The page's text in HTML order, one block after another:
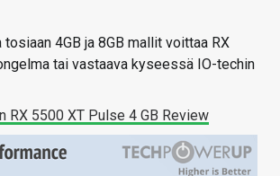
4GB ja 8GB mallit voittaa RX
tai vastaava kyseessä IO-techin
RX 5500 XT Pulse 4 GB Review